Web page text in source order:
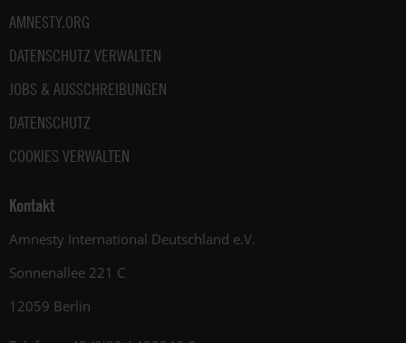
AMNESTY.ORG
DATENSCHUTZ VERWALTEN
JOBS & AUSSCHREIBUNGEN
DATENSCHUTZ
COOKIES VERWALTEN
Kontakt
Amnesty International Deutschland e.V.
Sonnenallee 221 C
12059 Berlin